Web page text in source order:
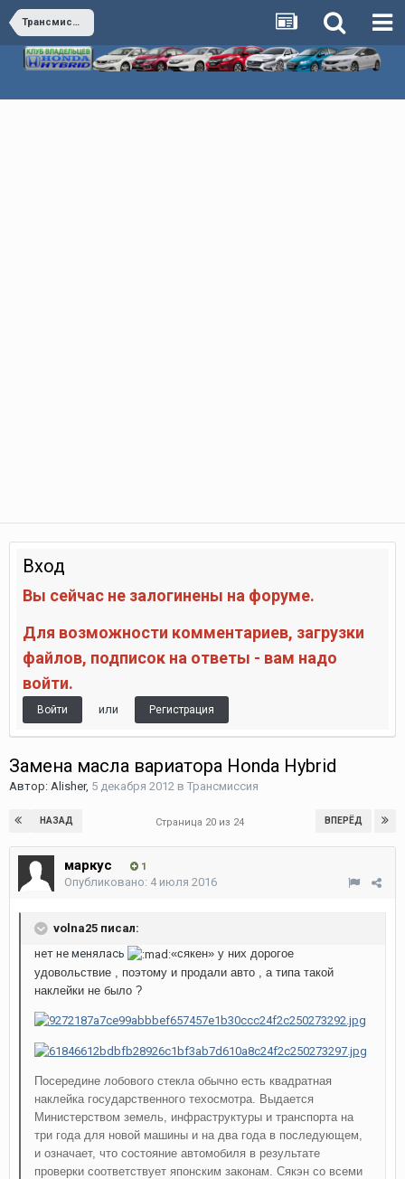
Трансмиссия
Вход
Вы сейчас не залогинены на форуме.
Для возможности комментариев, загрузки
файлов, подписок на ответы - вам надо
войти.
Войти или Регистрация
Замена масла вариатора Honda Hybrid
Автор: Alisher, 5 декабря 2012 в Трансмиссия
НАЗАД ВПЕРЁД
Страница 20 из 24
маркус 1
Опубликовано: 4 июля 2016
volna25 писал:
нет не менялась
«сякен» у них дорогое
удовольствие , поэтому и продали авто , а типа такой
наклейки не было ?
Посередине лобового стекла обычно есть квадратная
наклейка государственного техосмотра. Выдается
Министерством земель, инфраструктуры и транспорта на
три года для новой машины и на два года в последующем,
и означает, что состояние автомобиля в результате
проверки соответствует японским законам. Сякэн со всеми